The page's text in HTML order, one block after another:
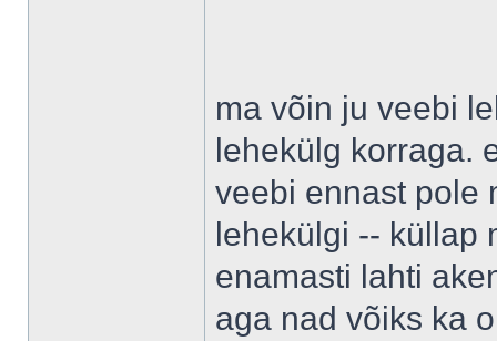
ma võin ju veebi
lehekülg korraga.
veebi ennast pole
lehekülgi -- küllap
enamasti lahti
aga nad võiks ka